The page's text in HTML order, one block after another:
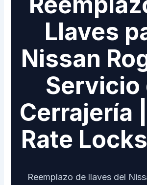
Llaves
Nissan
Servicio
Cerrajería
Rate
Reemplazo de llaves del